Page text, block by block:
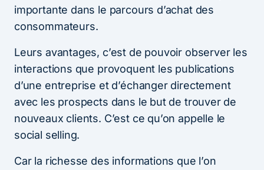
importante dans le parcours d’achat des
consommateurs.
Leurs avantages, c’est de pouvoir observer les
interactions que provoquent les publications
d’une entreprise et d’échanger directement
avec les prospects dans le but de trouver de
nouveaux clients. C’est ce qu’on appelle le
social selling.
Car la richesse des informations que l’on